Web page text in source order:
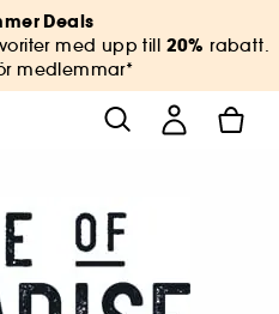
Deals
med upp till 20% rabatt.
medlemmar*